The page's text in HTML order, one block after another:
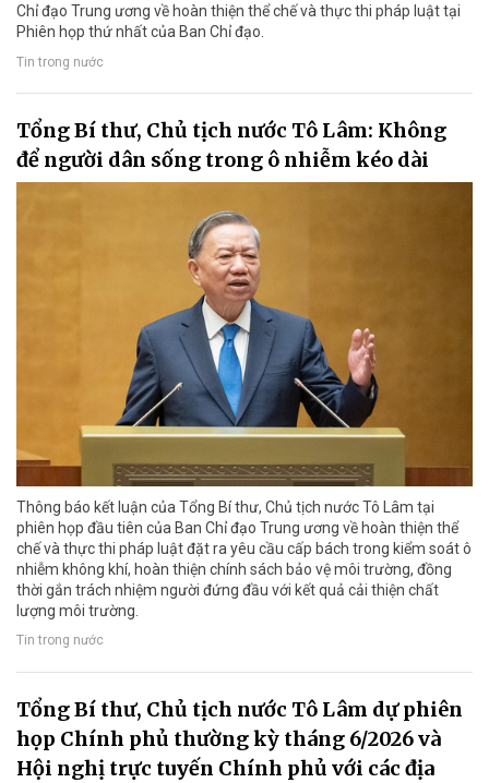
Chỉ đạo Trung ương về hoàn thiện thể chế và thực thi pháp luật tại
Phiên họp thứ nhất của Ban Chỉ đạo.
Tin trong nước
Tổng Bí thư, Chủ tịch nước Tô Lâm: Không
để người dân sống trong ô nhiễm kéo dài
Thông báo kết luận của Tổng Bí thư, Chủ tịch nước Tô Lâm tại
phiên họp đầu tiên của Ban Chỉ đạo Trung ương về hoàn thiện thể
chế và thực thi pháp luật đặt ra yêu cầu cấp bách trong kiểm soát ô
nhiễm không khí, hoàn thiện chính sách bảo vệ môi trường, đồng
thời gắn trách nhiệm người đứng đầu với kết quả cải thiện chất
lượng môi trường.
Tin trong nước
Tổng Bí thư, Chủ tịch nước Tô Lâm dự phiên
họp Chính phủ thường kỳ tháng 6/2026 và
Hội nghị trực tuyến Chính phủ với các địa